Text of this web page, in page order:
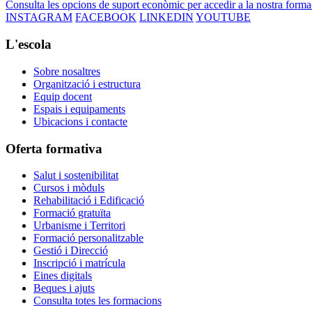
Consulta les opcions de suport econòmic per accedir a la nostra
INSTAGRAM FACEBOOK LINKEDIN YOUTUBE
L'escola
Sobre nosaltres
Organització i estructura
Equip docent
Espais i equipaments
Ubicacions i contacte
Oferta formativa
Salut i sostenibilitat
Cursos i mòduls
Rehabilitació i Edificació
Formació gratuïta
Urbanisme i Territori
Formació personalitzable
Gestió i Direcció
Inscripció i matrícula
Eines digitals
Beques i ajuts
Consulta totes les formacions